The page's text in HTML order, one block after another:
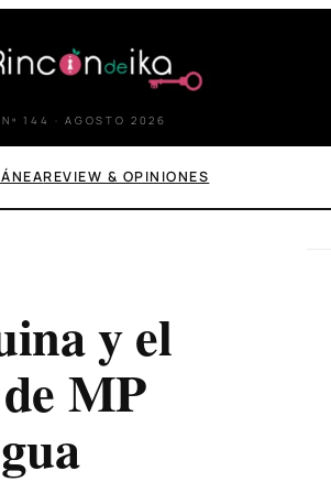
Nº 144 · AGOSTO 2026
REVIEW & OPINIONES
y el
MP